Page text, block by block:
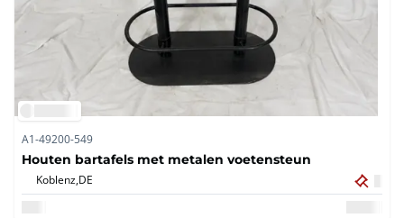
A1-49200-549
Houten bartafels met metalen voetensteun
Koblenz,DE